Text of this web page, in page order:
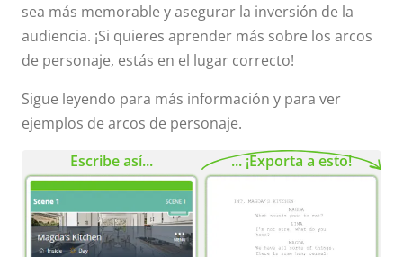
sea más memorable y asegurar la inversión de la
audiencia. ¡Si quieres aprender más sobre los arcos
de personaje, estás en el lugar correcto!
Sigue leyendo para más información y para ver
ejemplos de arcos de personaje.
Escribe así... ... ¡Exporta a esto!